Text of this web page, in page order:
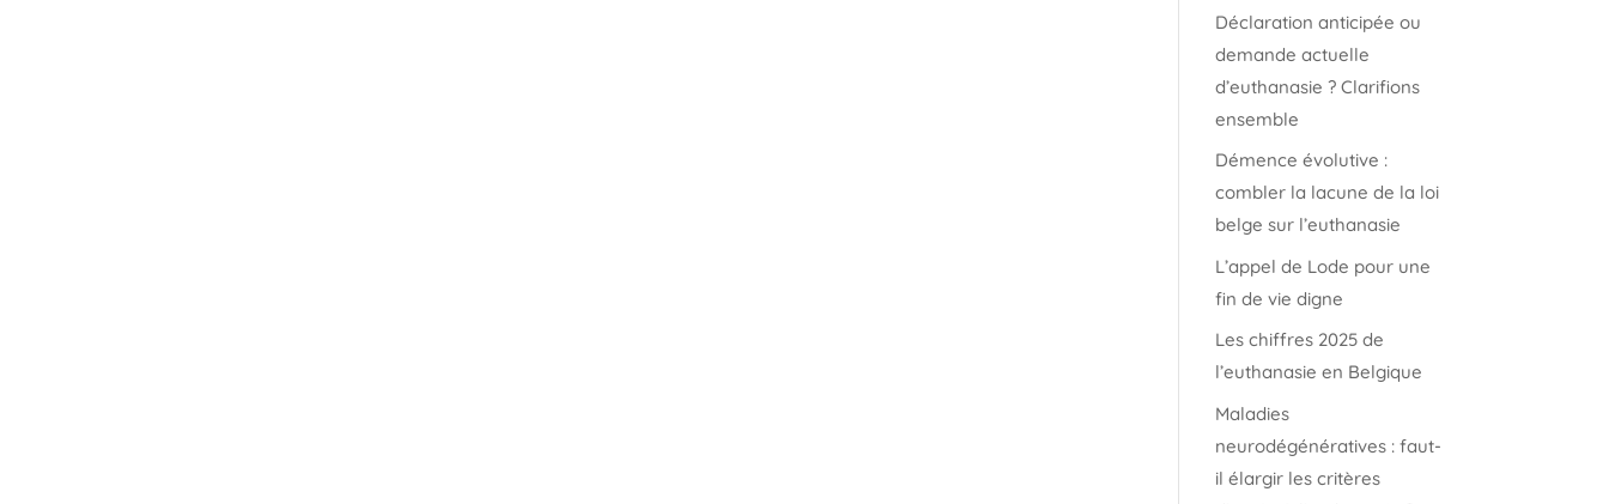
Déclaration anticipée ou
demande actuelle
d’euthanasie ? Clarifions
ensemble
Démence évolutive :
combler la lacune de la loi
belge sur l’euthanasie
L’appel de Lode pour une
fin de vie digne
Les chiffres 2025 de
l’euthanasie en Belgique
Maladies
neurodégénératives : faut-
il élargir les critères